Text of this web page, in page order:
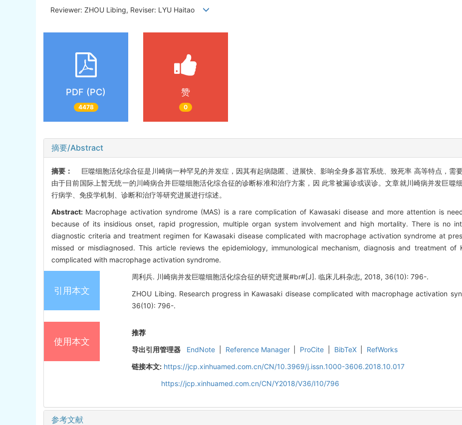
Reviewer: ZHOU Libing, Reviser: LYU Haitao
PDF (PC)
4478
赞
0
摘要/Abstract
摘要：
巨噬细胞活化综合征是川崎病一种罕见的并发症，因其有起病隐匿、进展快、影响全身多器官系统、致死率 高等特点，需要
由于目前国际上暂无统一的川崎病合并巨噬细胞活化综合征的诊断标准和治疗方案，因 此常被漏诊或误诊。文章就川崎病并发巨噬
行病学、免疫学机制、诊断和治疗等研究进展进行综述。
Abstract: Macrophage activation syndrome (MAS) is a rare complication of Kawasaki disease and more attention is
because of its insidious onset, rapid progression, multiple organ system involvement and high mortality. There is no
diagnostic criteria and treatment regimen for Kawasaki disease complicated with macrophage activation syndrome at
missed or misdiagnosed. This article reviews the epidemiology, immunological mechanism, diagnosis and treatment of
complicated with macrophage activation syndrome.
引用本文
周利兵. 川崎病并发巨噬细胞活化综合征的研究进展#br#[J]. 临床儿科杂志, 2018, 36(10): 796-.
ZHOU Libing. Research progress in Kawasaki disease complicated with macrophage activation
36(10): 796-.
使用本文
推荐
导出引用管理器
EndNote Reference Manager ProCite BibTeX
RefWorks
链接本文: https://jcp.xinhuamed.com.cn/CN/10.3969/j.issn.1000-3606.2018.10.017
https://jcp.xinhuamed.com.cn/CN/Y2018/V36/I10/796
参考文献